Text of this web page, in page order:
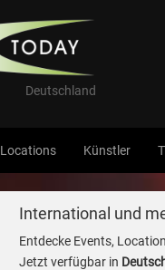
Deutschland
Locations Künstler
International und
Entdecke Events,
Jetzt verfügbar in